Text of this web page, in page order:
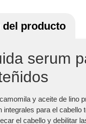
producto
serum
y aceite de lino
integrales para el cabello
el cabello y debilitar